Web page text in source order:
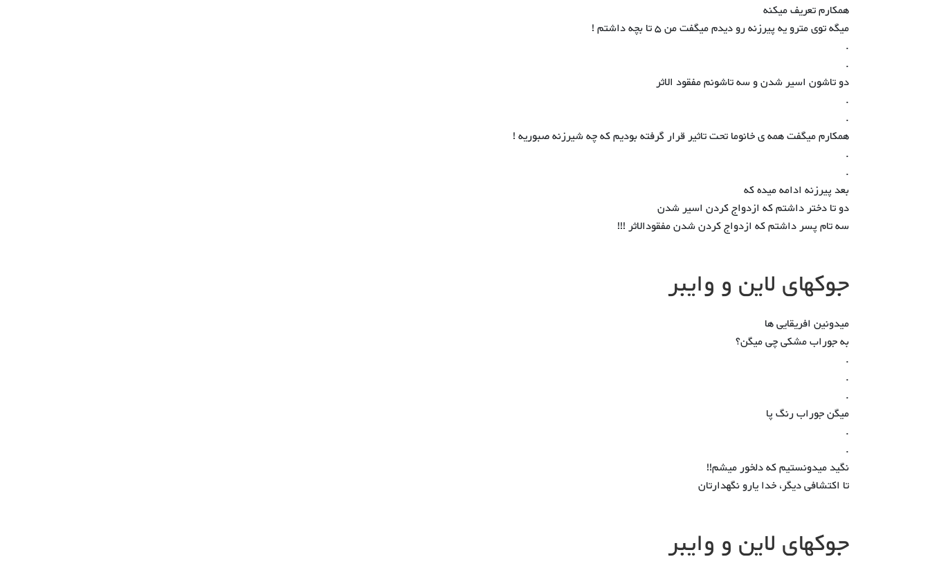
همکارم تعریف میکنه
میگه توی مترو یه پیرزنه رو دیدم میگفت من ۵ تا بچه داشتم !
.
.
دو تاشون اسیر شدن و سه تاشونم مفقود الاثر
.
.
همکارم میگفت همه ی خانوما تحت تاثیر قرار گرفته بودیم که چه شیرزنه صبوریه !
.
.
بعد پیرزنه ادامه میده که
دو تا دختر داشتم که ازدواج کردن اسیر شدن
سه تام پسر داشتم که ازدواج کردن شدن مفقودالاثر !!!
جوکهای لاین و وایبر
میدونین افریقایی ها
به جوراب مشکی چی میگن؟
.
.
.
میگن جوراب رنگ پا
.
.
نگید میدونستیم که دلخور میشم!!
تا اکتشافی دیگر، خدا یارو نگهدارتان
جوکهای لاین و وایبر